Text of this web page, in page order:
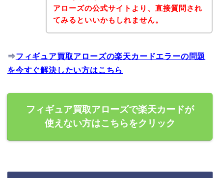
アローズの公式サイトより、直接質問され
てみるといいかもしれません。
⇒フィギュア買取アローズの楽天カードエラーの問題
を今すぐ解決したい方はこちら
フィギュア買取アローズで楽天カードが
使えない方はこちらをクリック